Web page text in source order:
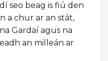
seo beag is fiú den
a chur ar an stát,
Gardaí agus na
an milleán ar